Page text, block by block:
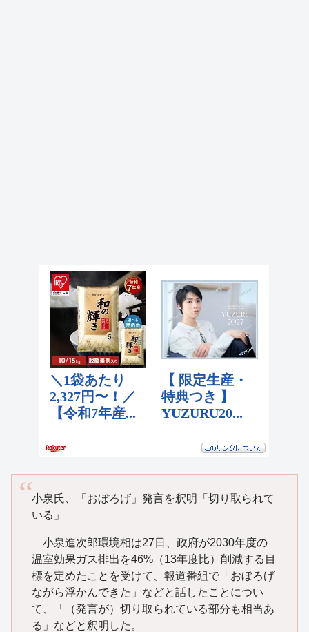
小泉氏、「おぼろげ」発言を釈明「切り取られて
いる」
小泉進次郎環境相は27日、政府が2030年度の
温室効果ガス排出を46%（13年度比）削減する目
標を定めたことを受けて、報道番組で「おぼろげ
ながら浮かんできた」などと話したことについ
て、「（発言が）切り取られている部分も相当あ
る」などと釈明した。